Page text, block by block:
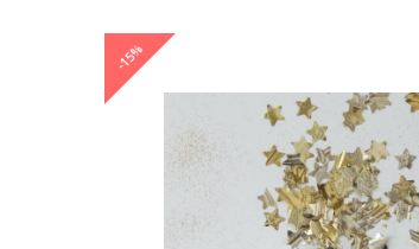
-15%
Prodotto
successo!